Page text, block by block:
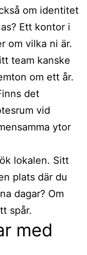
om identitet
Ett kontor i
om vilka ni är.
team kanske
om ett år.
det
vid
ytor
lokalen. Sitt
plats där du
dagar? Om
spår.
med